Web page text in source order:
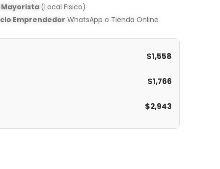
Mayorista (Local Fisico)
Emprendedor WhatsApp o Tienda Online
$1,558
$1,766
$2,943